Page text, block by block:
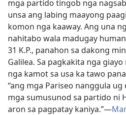
mga partido tingob nga
unsa ang labing maayong
komon nga kaaway. Ang una
nahitabo wala madugay
31 K.P., panahon sa dakong
Galilea. Sa pagkakita nga giayo
nga kamot sa usa ka tawo
“ang mga Pariseo nanggula
mga sumusunod sa partido ni
aron sa pagpatay kaniya.”​—